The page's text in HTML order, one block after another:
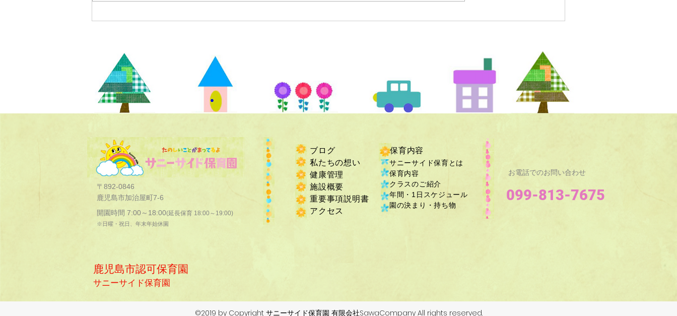
©2019 by Copyright サニーサイド保育園 有限会社SawaCompany All rights reserved.
〒892-0846
鹿児島市加治屋町7-6
開園時間 7:00～18:00(延長保育 18:00～19:00)
※日曜・祝日、年末年始休園
鹿児島市認可保育園
サニーサイド保育園
ブログ
私たちの想い
健康管理
施設概要
重要事項説明書
​アクセス
保育内容
サニーサイド保育とは
保育内容
クラスのご紹介
年間・1日スケジュール
​園の決まり・持ち物​
お電話でのお問い合わせ
099-813-7675